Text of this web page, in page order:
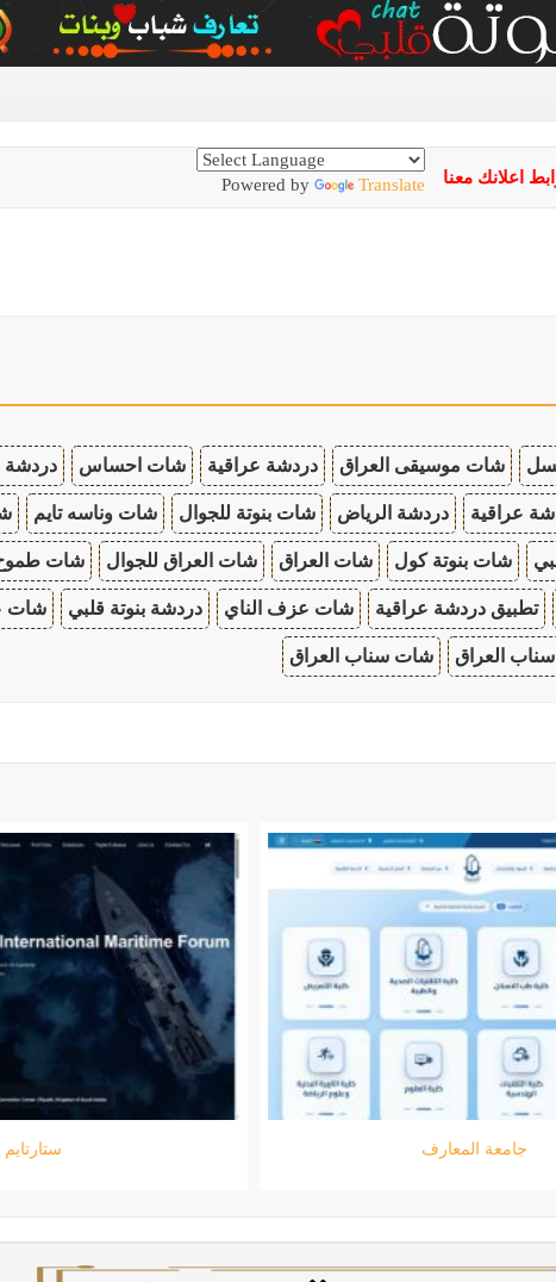
اعلانك معنا Powered by Translate
شات موسيقى العراق دردشة عراقية شات احساس دردشة
عراقية دردشة الرياض شات بنوتة للجوال شات وناسه تايم
شات بنوتة كول شات العراق شات العراق للجوال شات طموح
تطبيق دردشة عراقية شات عزف الناي دردشة بنوتة قلبي شات
العراق شات سناب العراق
ستارتايم جامعة المعارف